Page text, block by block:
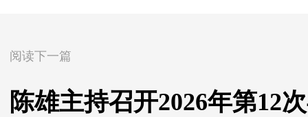
阅读下一篇
陈雄主持召开2026年第12